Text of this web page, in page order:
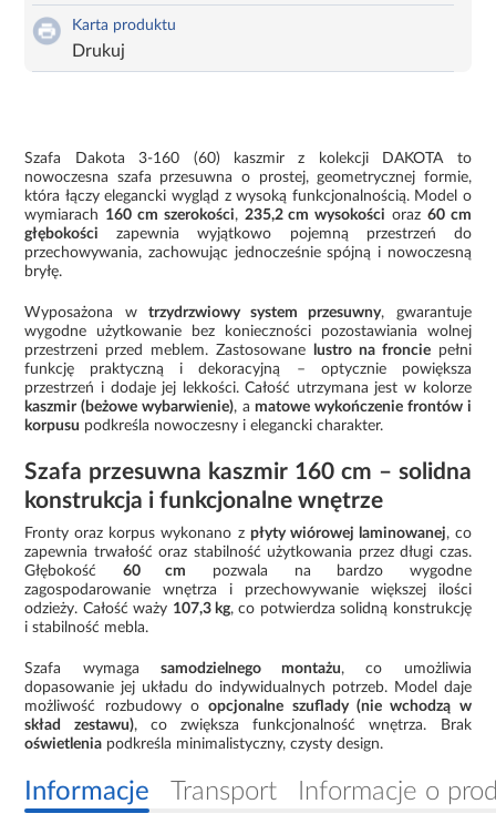
Karta produktu
Drukuj
Szafa Dakota 3-160 (60) kaszmir z kolekcji DAKOTA to
nowoczesna szafa przesuwna o prostej, geometrycznej formie,
która łączy elegancki wygląd z wysoką funkcjonalnością. Model o
wymiarach 160 cm szerokości, 235,2 cm wysokości oraz 60 cm
głębokości zapewnia wyjątkowo pojemną przestrzeń do
przechowywania, zachowując jednocześnie spójną i nowoczesną
bryłę.
Wyposażona w trzydrzwiowy system przesuwny, gwarantuje
wygodne użytkowanie bez konieczności pozostawiania wolnej
przestrzeni przed meblem. Zastosowane
lustro na fronciepełni
funkcję praktyczną i dekoracyjną – optycznie powiększa
przestrzeń i dodaje jej lekkości. Całość utrzymana jest w kolorze
kaszmir (beżowe wybarwienie), amatowe wykończenie frontów i
korpusu podkreśla nowoczesny i elegancki charakter.
Szafa przesuwna kaszmir 160 cm – solidna
konstrukcja i funkcjonalne wnętrze
Fronty oraz korpus wykonano z płyty wiórowej laminowanej, co
zapewnia trwałość oraz stabilność użytkowania przez długi czas.
Głębokość 60 cm
pozwala na bardzo wygodne
zagospodarowanie wnętrza i przechowywanie większej ilości
odzieży. Całość waży 107,3 kg, co potwierdza solidną konstrukcję
i stabilność mebla.
Szafa wymaga samodzielnego montażu, co umożliwia
dopasowanie jej układu do indywidualnych potrzeb. Model daje
możliwość rozbudowy oopcjonalne szuflady (nie wchodzą w
skład zestawu), co zwiększa funkcjonalność wnętrza. Brak
oświetlenia podkreśla minimalistyczny, czysty design.
Informacje Transport Informacje o